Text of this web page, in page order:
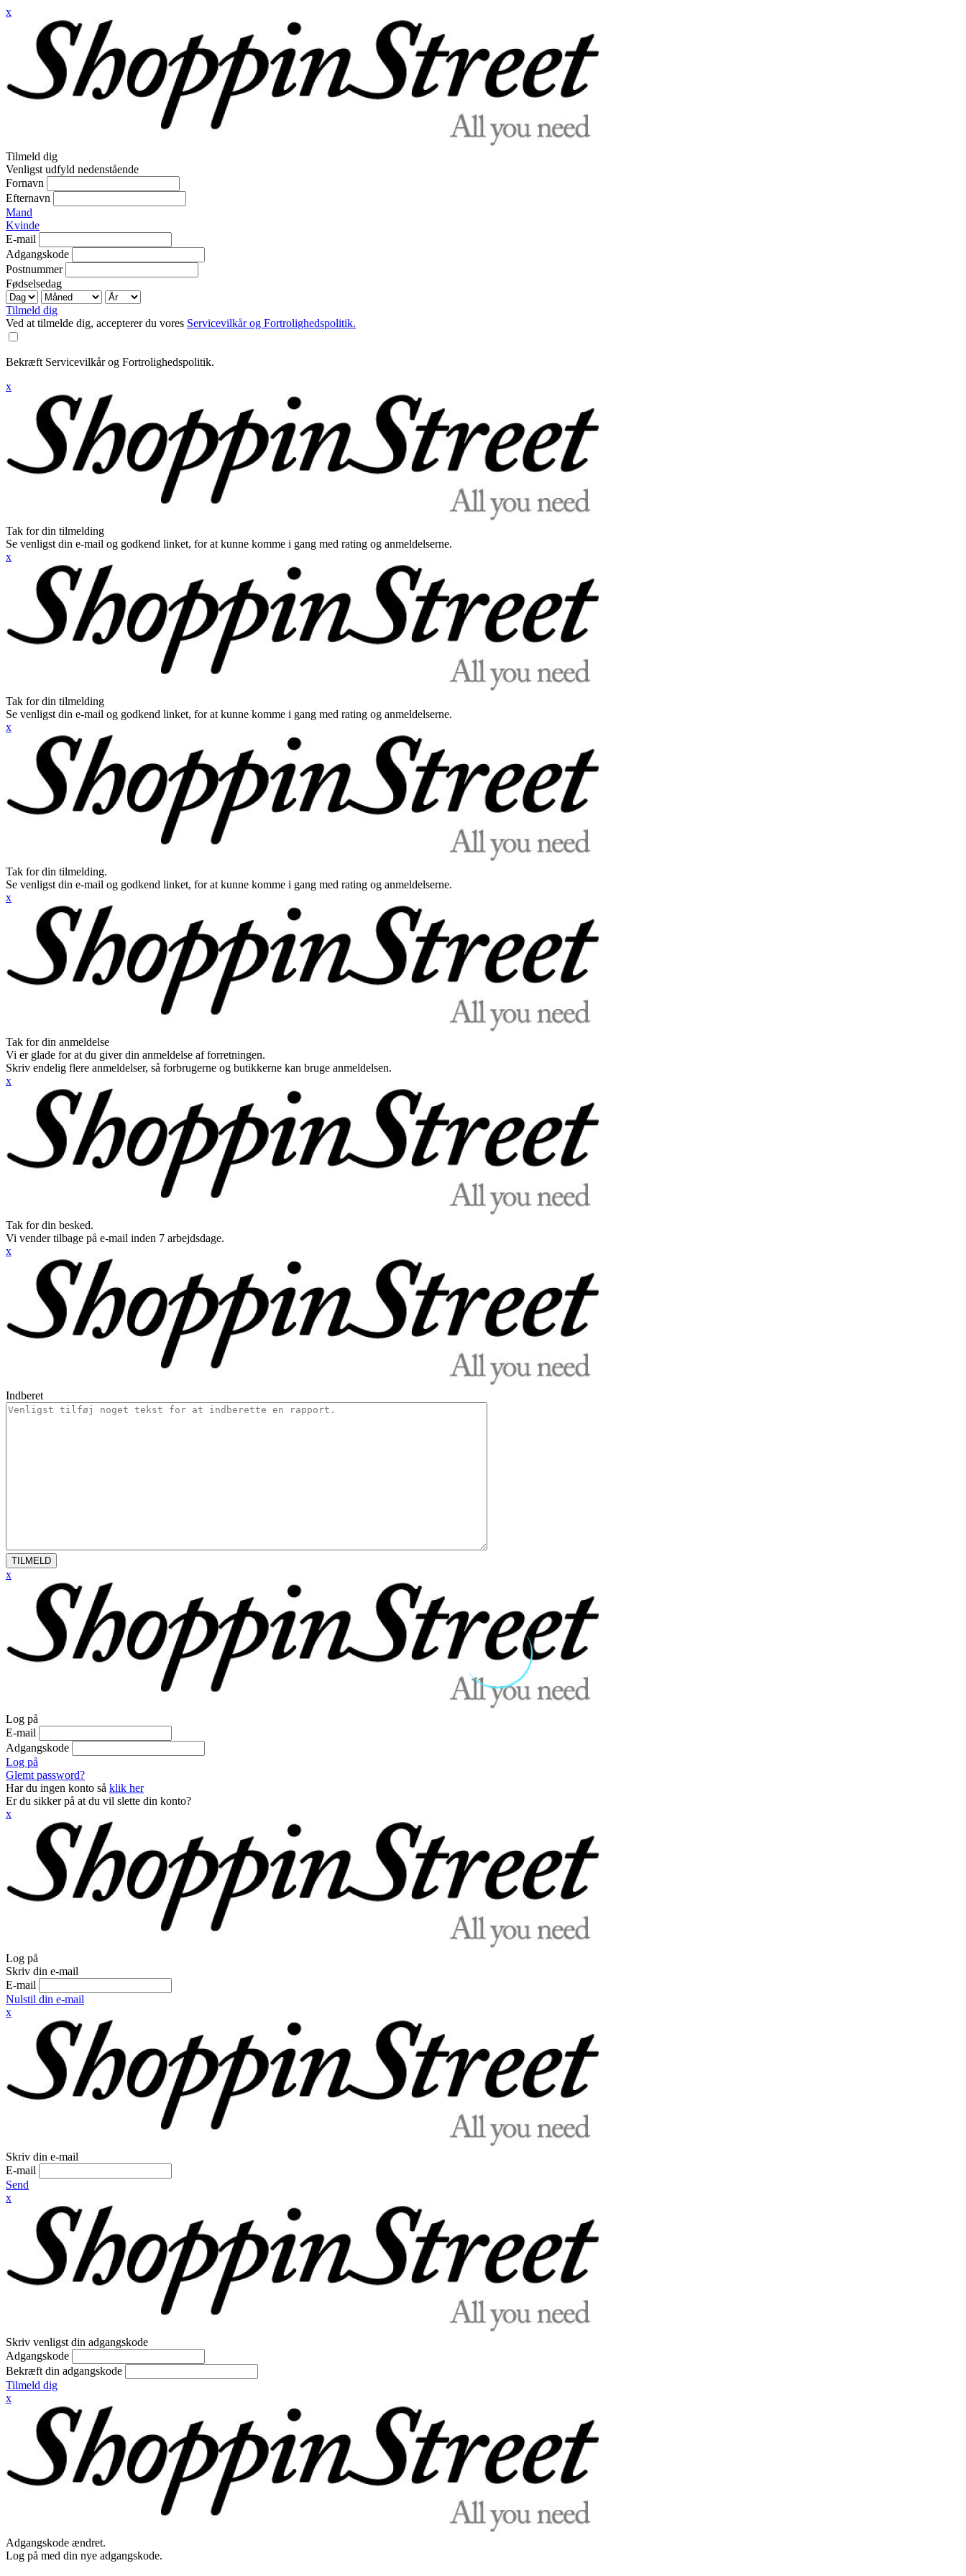
x
Tilmeld dig
Venligst udfyld nedenstående
Fornavn
Efternavn
Mand
Kvinde
E-mail
Adgangskode
Postnummer
Fødselsedag
Tilmeld dig
Ved at tilmelde dig, accepterer du vores Servicevilkår og Fortrolighedspolitik.
Bekræft Servicevilkår og Fortrolighedspolitik.
x
Tak for din tilmelding
Se venligst din e-mail og godkend linket, for at kunne komme i gang med rating og anmeldelserne.
x
Tak for din tilmelding
Se venligst din e-mail og godkend linket, for at kunne komme i gang med rating og anmeldelserne.
x
Tak for din tilmelding.
Se venligst din e-mail og godkend linket, for at kunne komme i gang med rating og anmeldelserne.
x
Tak for din anmeldelse
Vi er glade for at du giver din anmeldelse af forretningen.
Skriv endelig flere anmeldelser, så forbrugerne og butikkerne kan bruge anmeldelsen.
x
Tak for din besked.
Vi vender tilbage på e-mail inden 7 arbejdsdage.
x
Indberet
TILMELD
x
Log på
E-mail
Adgangskode
Log på
Glemt password?
Har du ingen konto så klik her
Er du sikker på at du vil slette din konto?
x
Log på
Skriv din e-mail
E-mail
Nulstil din e-mail
x
Skriv din e-mail
E-mail
Send
x
Skriv venligst din adgangskode
Adgangskode
Bekræft din adgangskode
Tilmeld dig
x
Adgangskode ændret.
Log på med din nye adgangskode.